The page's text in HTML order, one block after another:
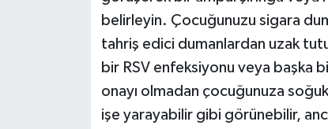
belirleyin. Çocuğunuzu sigara
tahriş edici dumanlardan uzak
bir RSV enfeksiyonu veya başka
onayı olmadan çocuğunuza
işe yarayabilir gibi görünebilir,